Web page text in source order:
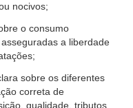
nocivos;
o consumo
a liberdade
sobre os diferentes
correta de
qualidade, tributos